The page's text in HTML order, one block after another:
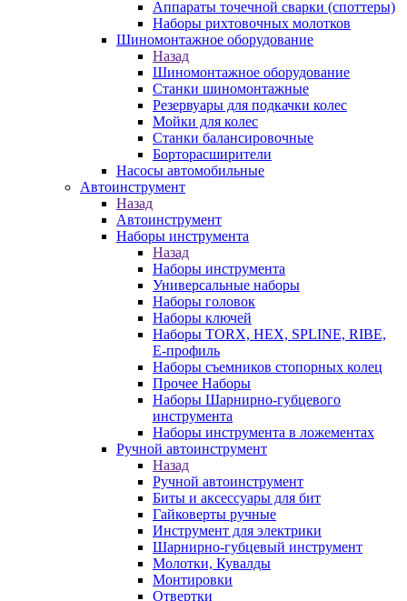
Аппараты точечной сварки (споттеры)
Наборы рихтовочных молотков
Шиномонтажное оборудование
Назад
Шиномонтажное оборудование
Станки шиномонтажные
Резервуары для подкачки колес
Мойки для колес
Станки балансировочные
Борторасширители
Насосы автомобильные
Автоинструмент
Назад
Автоинструмент
Наборы инструмента
Назад
Наборы инструмента
Универсальные наборы
Наборы головок
Наборы ключей
Наборы TORX, HEX, SPLINE, RIBE,
E-профиль
Наборы съемников стопорных колец
Прочее Наборы
Наборы Шарнирно-губцевого
инструмента
Наборы инструмента в ложементах
Ручной автоинструмент
Назад
Ручной автоинструмент
Биты и аксессуары для бит
Гайковерты ручные
Инструмент для электрики
Шарнирно-губцевый инструмент
Молотки, Кувалды
Монтировки
Отвертки